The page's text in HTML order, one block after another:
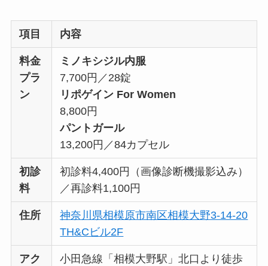
項目 内容
料金
プラ
ン
ミノキシジル内服
7,700円／28錠
リポゲイン For Women
8,800円
パントガール
13,200円／84カプセル
初診
料
初診料4,400円（画像診断機撮影込み）
／再診料1,100円
住所
神奈川県相模原市南区相模大野3-14-20
TH&Cビル2F
アク
小田急線「相模大野駅」北口より徒歩